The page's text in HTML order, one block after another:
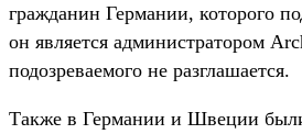
гражданин Германии, которого
он является администратором
подозреваемого не разглашается.
Также в Германии и Швеции